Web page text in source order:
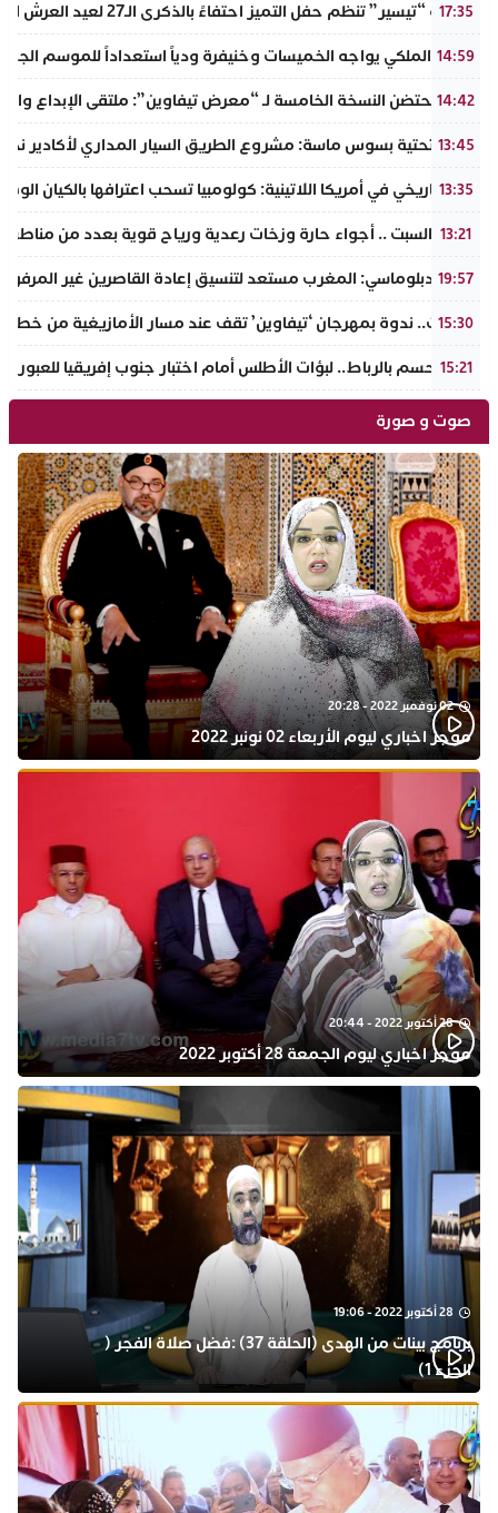
17:35
جمعية “تيسير” تنظم حفل التميز احتفاءً بالذكرى الـ27 لعيد العرش المجيد وتطلق مبادرة نبيلة لمحاربة الهدر المدرسي
14:59
الجيش الملكي يواجه الخميسات وخنيفرة ودياً استعداداً للموسم
14:42
إنزكان تحتضن النسخة الخامسة لـ “معرض تيفاوين”: ملتقى الإبداع
13:45
البنية التحتية بسوس ماسة: مشروع الطريق السيار المداري لأكادير
13:35
تحول تاريخي في أمريكا اللاتينية: كولومبيا تسحب اعترافها بالكيان
13:21
طقس السبت .. أجواء حارة وزخات رعدية ورياح قوية بعدد من مناطق
19:57
مصدر دبلوماسي: المغرب مستعد لتنسيق إعادة القاصرين غير
15:30
تافراوت.. ندوة بمهرجان ‘تيفاوين’ تقف عند مسار الأمازيغية من
15:21
سبت الحسم بالرباط.. لبؤات الأطلس أمام اختبار جنوب إفريقيا للعبور
صوت و صورة
02 نوفمبر 2022 - 20:28
موجز اخباري ليوم الأربعاء 02 نونبر 2022
28 أكتوبر 2022 - 20:44
موجز اخباري ليوم الجمعة 28 أكتوبر 2022
28 أكتوبر 2022 - 19:06
برنامج بينات من الهدى (الحلقة 37) :فضل صلاة الفجر (
الجزء 1)